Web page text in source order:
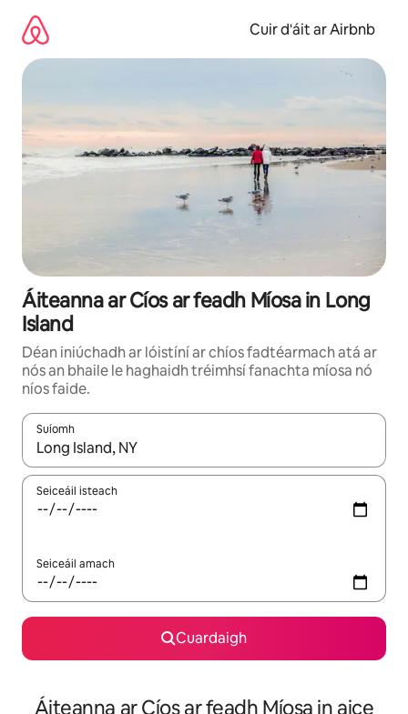
chuig
ábhar
Cuir d'áit ar Airbnb
Áiteanna ar Cíos ar feadh Míosa in Long
Island
Déan iniúchadh ar lóistíní ar chíos fadtéarmach atá ar
nós an bhaile le haghaidh tréimhsí fanachta míosa nó
níos faide.
Suíomh
Nuair a bheidh torthaí ar fáil, déan nascleanúint le
Seiceáil isteach
Seiceáil amach
Cuardaigh
Áiteanna ar Cíos ar feadh Míosa in aice